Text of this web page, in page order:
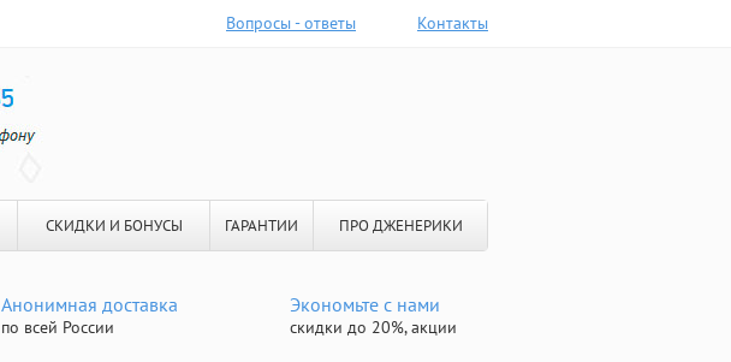
Вопросы - ответы Контакты
СКИДКИ И БОНУСЫ ГАРАНТИИ ПРО ДЖЕНЕРИКИ
Анонимная доставка
по всей России
Экономьте с нами
скидки до 20%, акции